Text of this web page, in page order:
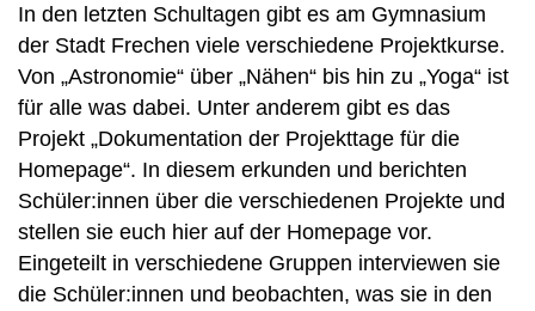
In den letzten Schultagen gibt es am Gymnasium
der Stadt Frechen viele verschiedene Projektkurse.
Von „Astronomie“ über „Nähen“ bis hin zu „Yoga“ ist
für alle was dabei. Unter anderem gibt es das
Projekt „Dokumentation der Projekttage für die
Homepage“. In diesem erkunden und berichten
Schüler:innen über die verschiedenen Projekte und
stellen sie euch hier auf der Homepage vor.
Eingeteilt in verschiedene Gruppen interviewen sie
die Schüler:innen und beobachten, was sie in den